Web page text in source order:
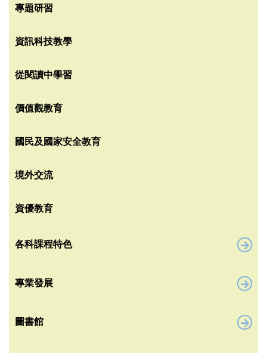
專題研習
資訊科技教學
從閱讀中學習
價值觀教育
國民及國家安全教育
境外交流
資優教育
各科課程特色
專業發展
圖書館